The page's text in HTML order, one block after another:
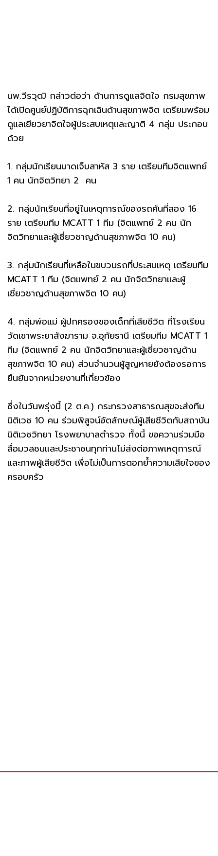
นพ.วีรวุฒิ กล่าวต่อว่า ด้านการดูแลจิตใจ กรมสุขภาพ
ได้เปิดศูนย์ปฏิบัติการฉุกเฉินด้านสุขภาพจิต เตรียมพร้อม
ดูแลเยียวยาจิตใจผู้ประสบเหตุและญาติ 4 กลุ่ม ประกอบ
ด้วย
1. กลุ่มนักเรียนบาดเจ็บสาหัส 3 ราย เตรียมทีมจิตแพทย์
1 คน นักจิตวิทยา 2 คน
2. กลุ่มนักเรียนที่อยู่ในเหตุการณ์ของรถคันที่สอง 16
ราย เตรียมทีม MCATT 1 ทีม (จิตแพทย์ 2 คน นัก
จิตวิทยาและผู้เชี่ยวชาญด้านสุขภาพจิต 10 คน)
3. กลุ่มนักเรียนที่เหลือในขบวนรถที่ประสบเหตุ เตรียมทีม
MCATT 1 ทีม (จิตแพทย์ 2 คน นักจิตวิทยาและผู้
เชี่ยวชาญด้านสุขภาพจิต 10 คน)
4. กลุ่มพ่อแม่ ผู้ปกครองของเด็กที่เสียชีวิต ที่โรงเรียน
วัดเขาพระยาสังฆาราม จ.อุทัยธานี เตรียมทีม MCATT 1
ทีม (จิตแพทย์ 2 คน นักจิตวิทยาและผู้เชี่ยวชาญด้าน
สุขภาพจิต 10 คน) ส่วนจำนวนผู้สูญหายยังต้องรอการ
ยืนยันจากหน่วยงานที่เกี่ยวข้อง
ซึ่งในวันพรุ่งนี้ (2 ต.ค.) กระทรวงสาธารณสุขจะส่งทีม
นิติเวช 10 คน ร่วมพิสูจน์อัตลักษณ์ผู้เสียชีวิตกับสถาบัน
นิติเวชวิทยา โรงพยาบาลตำรวจ ทั้งนี้ ขอความร่วมมือ
สื่อมวลชนและประชาชนทุกท่านไม่ส่งต่อภาพเหตุการณ์
และภาพผู้เสียชีวิต เพื่อไม่เป็นการตอกย้ำความเสียใจของ
ครอบครัว